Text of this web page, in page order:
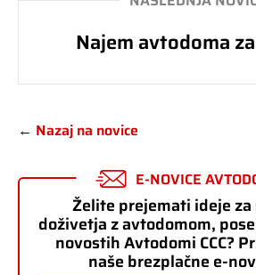
Najem avtodoma
← Nazaj na novice
E-NOVICE
Želite prejemati ideje za
doživetja z avtodomom,
novostih Avtodomi CCC?
naše brezplačne e-